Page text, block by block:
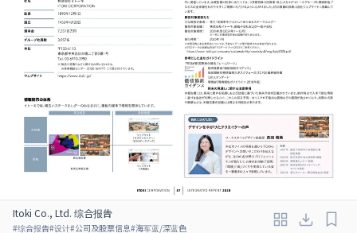
Itoki Co., Ltd. 综合报告
#综合报告#设计#公司及股票信息#海军蓝/深蓝色